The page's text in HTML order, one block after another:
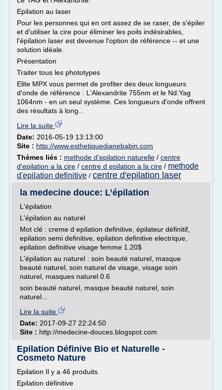
Epilation au laser
Pour les personnes qui en ont assez de se raser, de s'épiler
et d'utiliser la cire pour éliminer les poils indésirables,
l'épilation laser est devenue l'option de référence -- et une
solution idéale.
Présentation
Traiter tous les phototypes
Elite MPX vous permet de profiter des deux longueurs
d'onde de référence : L'Alexandrite 755nm et le Nd:Yag
1064nm - en un seul système. Ces longueurs d'onde offrent
des résultats à long...
Lire la suite
Date: 2016-05-19 13:13:00
Site : http://www.esthetiquedianebabin.com
Thèmes liés : methode d'epilation naturelle / centre
d'epilation a la cire / centre d epilation a la cire / methode
d'epilation definitive / centre d'epilation laser
la medecine douce: L’épilation
L'épilation
L'épilation au naturel
Mot clé : creme d epilation definitive, épilateur définitif,
epilation semi definitive, epilation definitive electrique,
epilation definitive visage femme 1.20$
L'épilation au naturel : soin beauté naturel, masque
beauté naturel, soin naturel de visage, visage soin
naturel, masques naturel 0.6
soin beauté naturel, masque beauté naturel, soin
naturel...
Lire la suite
Date: 2017-09-27 22:24:50
Site : http://medecine-douces.blogspot.com
Epilation Définive Bio et Naturelle -
Cosmeto Nature
Epilation Il y a 46 produits.
Epilation définitive